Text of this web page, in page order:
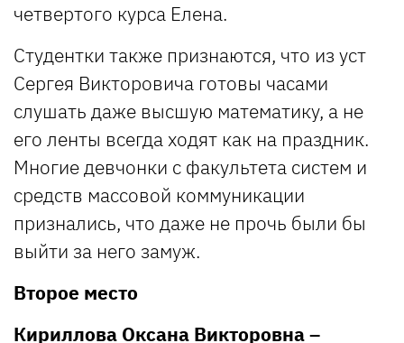
четвертого курса Елена.
Студентки также признаются, что из уст
Сергея Викторовича готовы часами
слушать даже высшую математику, а не
его ленты всегда ходят как на праздник.
Многие девчонки с факультета систем и
средств массовой коммуникации
признались, что даже не прочь были бы
выйти за него замуж.
Второе место
Кириллова Оксана Викторовна –